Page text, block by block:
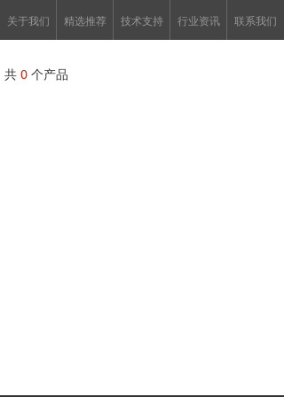
关于我们 精选推荐 技术支持 行业资讯 联系我们
共 0 个产品